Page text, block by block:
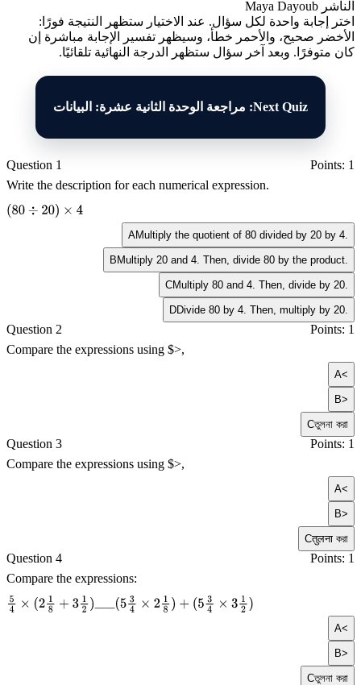
الناشر Maya Dayoub
اختر إجابة واحدة لكل سؤال. عند الاختيار ستظهر النتيجة فورًا:
الأخضر صحيح، والأحمر خطأ، وسيظهر تفسير الإجابة مباشرة إن
كان متوفرًا. وبعد آخر سؤال ستظهر الدرجة النهائية تلقائيًا.
Next Quiz: مراجعة الوحدة الثانية عشرة: البيانات
Question 1
Points: 1
Write the description for each numerical expression.
(80 ÷ 20)× 4
AMultiply the quotient of 80 divided by 20 by 4.
BMultiply 20 and 4. Then, divide 80 by the product.
CMultiply 80 and 4. Then, divide by 20.
DDivide 80 by 4. Then, multiply by 20.
Question 2
Points: 1
Compare the expressions using $>,
A<
B>
Cতুলনা করা
Question 3
Points: 1
Compare the expressions using $>,
A<
B>
Cतुलना করা
Question 4
Points: 1
Compare the expressions:
5 4× 21 8 3 12 )___(534 × 18 )+( 5 4 ×312
A<
B>
Cতুলনা করা